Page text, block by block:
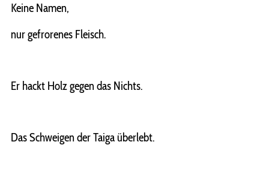
Keine Namen,
nur gefrorenes Fleisch.
Er hackt Holz gegen das Nichts.
Das Schweigen der Taiga überlebt.